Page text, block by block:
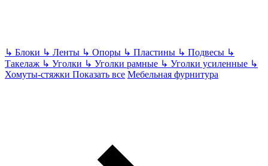
↳ Блоки ↳ Ленты ↳ Опоры ↳ Пластины ↳ Подвесы ↳
Такелаж ↳ Уголки ↳ Уголки рамные ↳ Уголки усиленные ↳
Хомуты-стяжки Показать все Мебельная фурнитура